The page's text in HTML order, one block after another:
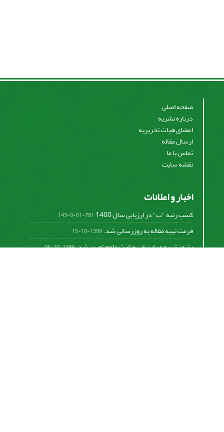
صفحه اصلی
درباره نشریه
اعضای هیات تحریریه
ارسال مقاله
تماس با ما
نقشه سایت
اخبار و اعلانات
کسب رتبه "ب" در ارزیابی سال 1400 781-01-0-143
فرمت تهیه مقاله به روزرسانی شد.1399-10-15
رتبه نشریه در ارزیابی وزارت علوم تعیین شد.1399-10-06